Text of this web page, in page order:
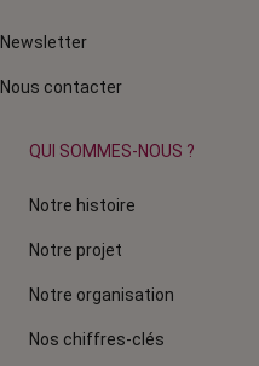
Newsletter
Nous contacter
QUI SOMMES-NOUS ?
Notre histoire
Notre projet
Notre organisation
Nos chiffres-clés